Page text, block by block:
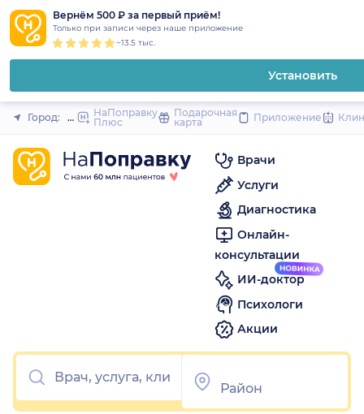
Вернём 500 ₽ за первый приём!
Только при записи через наше приложение
~13.5 тыс.
Установить
Закрыть
Город: ПятигорскНаПоправку
Плюс
Подарочная
карта
Приложение
Врачи
Услуги
Диагностика
Онлайн-
консультации
ИИ-доктор
Психологи
Акции